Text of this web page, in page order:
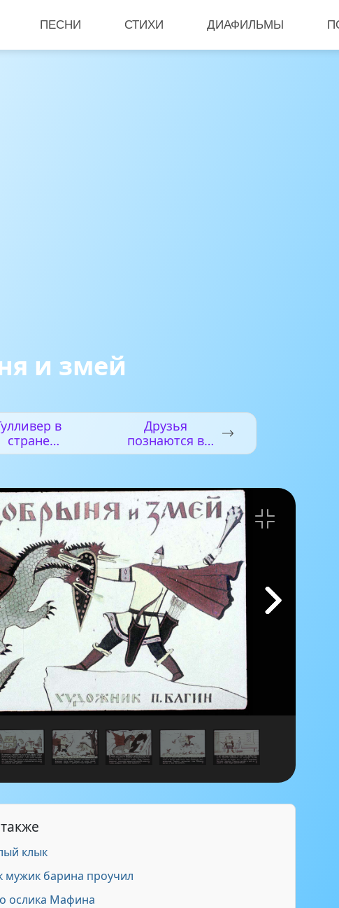
ПЕСНИ СТИХИ ДИАФИЛЬМЫ
и змей
в
стране
Друзья
познаются в
беде
клык
мужик барина проучил
ослика Мафина